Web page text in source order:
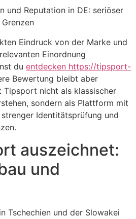
Eindruck von der Marke und
Einordnung
du entdecken https://tipsport-
Bewertung bleibt aber
Tipsport nicht als klassischer
sondern als Plattform mit
Identitätsprüfung und
auszeichnet:
und
Tschechien und der Slowakei